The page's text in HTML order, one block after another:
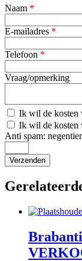
Naam *
E-mailadres *
Telefoon *
Vraag/opmerking
Kosten
bezorging
Ik wil de kosten
Kosten
verzending
Ik wil de kosten
Anti spam: